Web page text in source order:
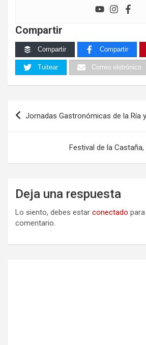
Compartir
Compartir Compartir
Tuitear Correo eletrónico
Navegación
de
Jornadas Gastronómicas de la Ría
Festival de la Castaña,
Deja una respuesta
Lo siento, debes estar conectado
comentario.